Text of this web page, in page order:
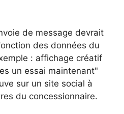
de message devrait
des données du
: affichage créatif
un essai maintenant"
sur un site social à
du concessionnaire.